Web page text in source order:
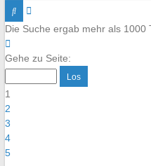
SucheErweiterte
Die Suche ergab mehr als 1000
Seite
1
von
40
Gehe zu Seite:
1
2
3
4
5